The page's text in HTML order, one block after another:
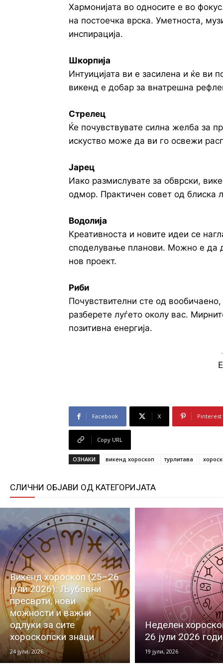
Хармонијата во односите е во
на постоечка врска. Уметноста,
инспирација.
Шкорпија
Интуицијата ви е засилена и ќе ви
викенд е добар за внатрешна
Стрелец
Ќе почувствувате силна желба за
искуство може да ви го освежи
Јарец
Иако размислувате за обврски,
одмор. Практичен совет од блиска
Водолија
Креативноста и новите идеи се
споделување планови. Можно е да
нов проект.
Риби
Почувствителни сте од
разберете луѓето околу вас.
позитивна енергија.
Facebook X Pinterest
Copy URL
ОЗНАКИ викенд хороскоп турлитава
СЛИЧНИ ОБЈАВИ ОД КАТЕГОРИЈАТА
Викенд хороскоп (25–26
јули 2026): Љубовни
пресврти, нови
можности и важни
одлуки за сите
хороскопски знаци
24 јули, 2026
Неделен
26 јули 2026
19 јули, 2026